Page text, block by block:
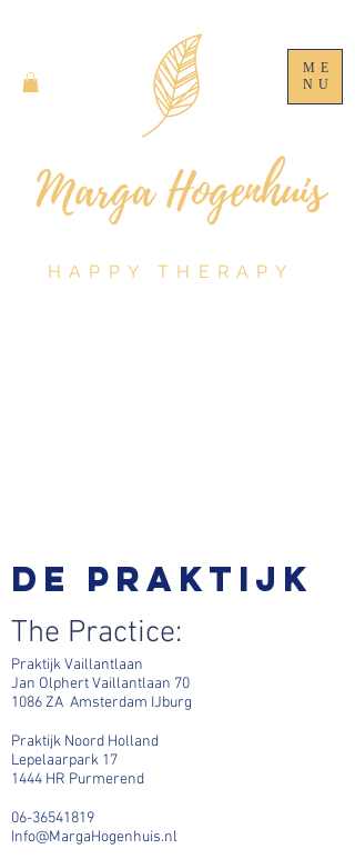
ME
NU
HAPPY THERAPY
De praktijk
The Practice:
Praktijk Vaillantlaan
Jan Olphert Vaillantlaan 70
1086 ZA Amsterdam IJburg
Praktijk Noord Holland
Lepelaarpark 17
1444 HR Purmerend
06-36541819
Info@MargaHogenhuis.nl